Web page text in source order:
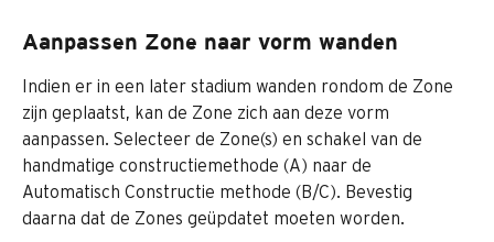
Aanpassen Zone naar vorm wanden
Indien er in een later stadium wanden rondom de Zone
zijn geplaatst, kan de Zone zich aan deze vorm
aanpassen. Selecteer de Zone(s) en schakel van de
handmatige constructiemethode (A) naar de
Automatisch Constructie methode (B/C). Bevestig
daarna dat de Zones geüpdatet moeten worden.